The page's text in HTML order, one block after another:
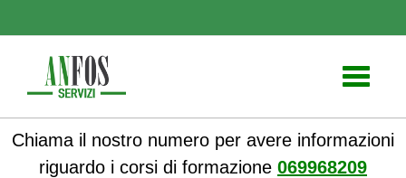
Toggle
Chiama il nostro numero per avere informazioni
riguardo i corsi di formazione 069968209